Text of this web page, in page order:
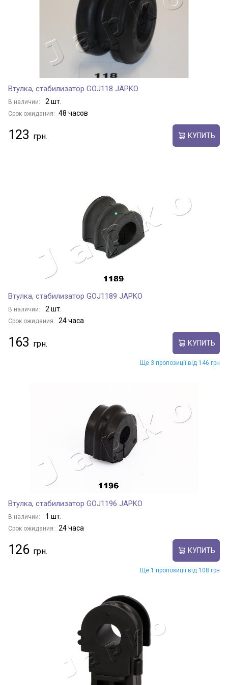
Втулка, стабилизатор GOJ118 JAPKO
В наличии: 2 шт.
Срок ожидания: 48 часов
123 КУПИТЬ
Втулка, стабилизатор GOJ1189 JAPKO
В наличии: 2 шт.
Срок ожидания: 24 часа
163 КУПИТЬ
Ще 3 пропозиції від 146 грн
Втулка, стабилизатор GOJ1196 JAPKO
В наличии: 1 шт.
Срок ожидания: 24 часа
126 КУПИТЬ
Ще 1 пропозиції від 108 грн